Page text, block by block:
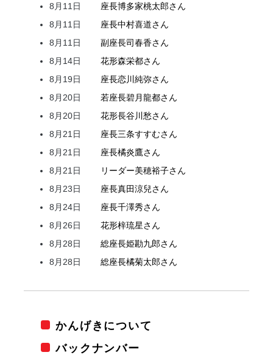
8月11日
座長博多家桃太郎さん
8月11日
座長中村喜道さん
8月11日
副座長司春香さん
8月14日
花形森栄都さん
8月19日
座長恋川純弥さん
8月20日
若座長碧月龍都さん
8月20日
花形長谷川愁さん
8月21日
座長三条すすむさん
8月21日
座長橘炎鷹さん
8月21日
リーダー美穂裕子さん
8月23日
座長真田涼兒さん
8月24日
座長千澤秀さん
8月26日
花形梓琉星さん
8月28日
総座長姫勘九郎さん
8月28日
総座長橘菊太郎さん
かんげきについて
バックナンバー